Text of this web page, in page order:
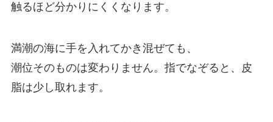
触るほど分かりにくくなります。
満潮の海に手を入れてかき混ぜても、
潮位そのものは変わりません。指でなぞると、皮
脂は少し取れます。